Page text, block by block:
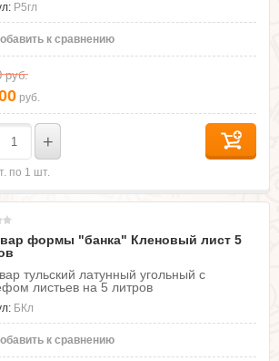
Р5гл
к сравнению
руб.
руб.
+
по 1 шт.
формы "банка" Кленовый лист 5
тульский латунный угольный с
листьев на 5 литров
БКл
к сравнению